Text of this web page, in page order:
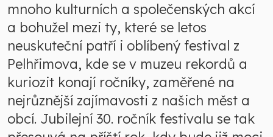
mnoho kulturních a společenských akcí
a bohužel mezi ty, které se letos
neuskuteční patří i oblíbený festival z
Pelhřimova, kde se v muzeu rekordů a
kuriozit konají ročníky, zaměřené na
nejrůznější zajímavosti z našich měst a
obcí. Jubilejní 30. ročník festivalu se tak